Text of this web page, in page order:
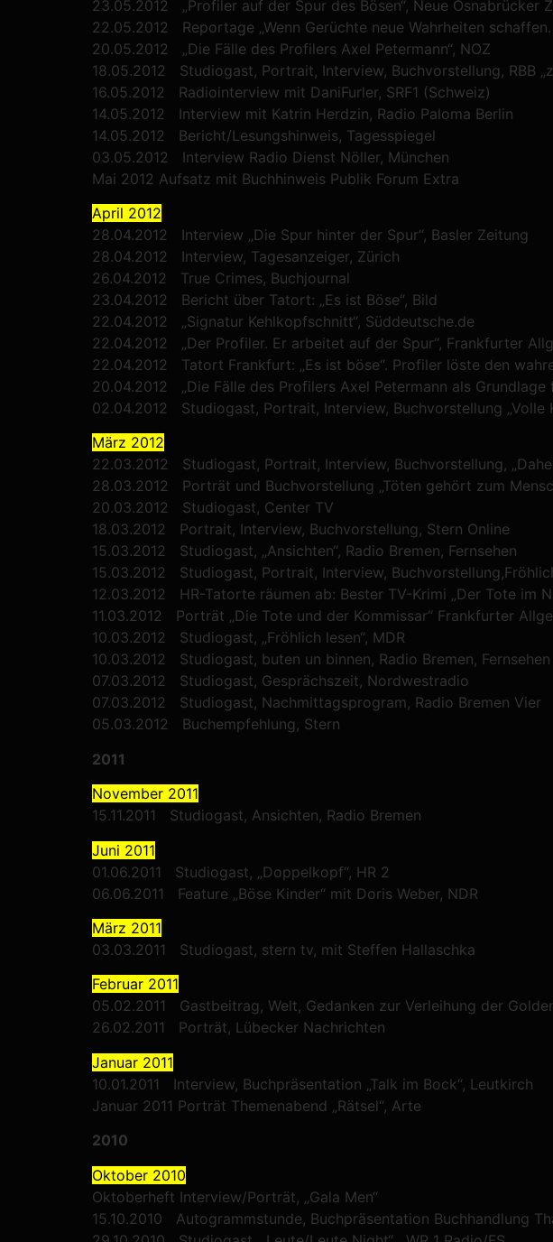
23.05.2012 „Profiler auf der Spur des Bösen“, Neue Osnabrücker
22.05.2012 Reportage „Wenn Gerüchte neue Wahrheiten
20.05.2012 „Die Fälle des Profilers Axel Petermann“, NOZ
18.05.2012 Studiogast, Portrait, Interview, Buchvorstellung, RBB
16.05.2012 Radiointerview mit DaniFurler, SRF1 (Schweiz)
14.05.2012 Interview mit Katrin Herdzin, Radio Paloma Berlin
14.05.2012 Bericht/Lesungshinweis, Tagesspiegel
03.05.2012 Interview Radio Dienst Nöller, München
Mai 2012 Aufsatz mit Buchhinweis Publik Forum Extra
April 2012
28.04.2012 Interview „Die Spur hinter der Spur“, Basler Zeitung
28.04.2012 Interview, Tagesanzeiger, Zürich
26.04.2012 True Crimes, Buchjournal
23.04.2012 Bericht über Tatort: „Es ist Böse“, Bild
22.04.2012 „Signatur Kehlkopfschnitt“, Süddeutsche.de
22.04.2012 „Der Profiler. Er arbeitet auf der Spur“, Frankfurter
22.04.2012 Tatort Frankfurt: „Es ist böse“. Profiler löste den
20.04.2012 „Die Fälle des Profilers Axel Petermann als
02.04.2012 Studiogast, Portrait, Interview, Buchvorstellung „Volle
März 2012
22.03.2012 Studiogast, Portrait, Interview, Buchvorstellung,
28.03.2012 Porträt und Buchvorstellung „Töten gehört zum
20.03.2012 Studiogast, Center TV
18.03.2012 Portrait, Interview, Buchvorstellung, Stern Online
15.03.2012 Studiogast, „Ansichten“, Radio Bremen, Fernsehen
15.03.2012 Studiogast, Portrait, Interview,
12.03.2012 HR-Tatorte räumen ab: Bester TV-Krimi „Der Tote im
11.03.2012 Porträt „Die Tote und der Kommissar“ Frankfurter
10.03.2012 Studiogast, „Fröhlich lesen“, MDR
10.03.2012 Studiogast, buten un binnen, Radio Bremen, Fernsehen
07.03.2012 Studiogast, Gesprächszeit, Nordwestradio
07.03.2012 Studiogast, Nachmittagsprogram, Radio Bremen Vier
05.03.2012 Buchempfehlung, Stern
2011
November 2011
15.11.2011 Studiogast, Ansichten, Radio Bremen
Juni 2011
01.06.2011 Studiogast, „Doppelkopf“, HR 2
06.06.2011 Feature „Böse Kinder“ mit Doris Weber, NDR
März 2011
03.03.2011 Studiogast, stern tv, mit Steffen Hallaschka
Februar 2011
05.02.2011 Gastbeitrag, Welt, Gedanken zur Verleihung der
26.02.2011 Porträt, Lübecker Nachrichten
Januar 2011
10.01.2011 Interview, Buchpräsentation „Talk im Bock“, Leutkirch
Januar 2011 Porträt Themenabend „Rätsel“, Arte
2010
Oktober 2010
Oktoberheft Interview/Porträt, „Gala Men“
15.10.2010 Autogrammstunde, Buchpräsentation Buchhandlung